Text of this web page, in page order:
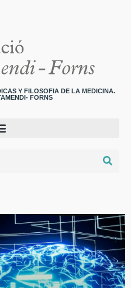
Y FILOSOFIA DE LA MEDICINA.
FORNS